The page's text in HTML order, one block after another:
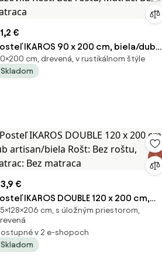
€
IKAROS 90 x 200 cm, biela/dub
Rošt: Bez roštu, Matrac: Bez
cm, drevená, v rustikálnom štýle
Skladom
€
IKAROS DOUBLE 120 x 200 cm,
artisan/biela Rošt: Bez roštu,
Bez matraca
cm, s úložným priestorom,
v 2 e-shopoch
Skladom